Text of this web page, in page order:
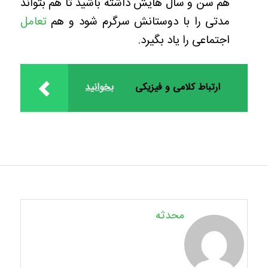
مدتی را با دوستانش سرگرم شود و همتعامل
اجتماعی را یاد بگیرد.
بخوانید ارتباط کلامی و فیزیکی
محدثه